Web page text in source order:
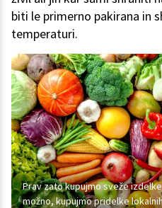
biti le primerno pakirana in
temperaturi.
Prav zato kupujmo sveže
možno, kupujmo pridelke